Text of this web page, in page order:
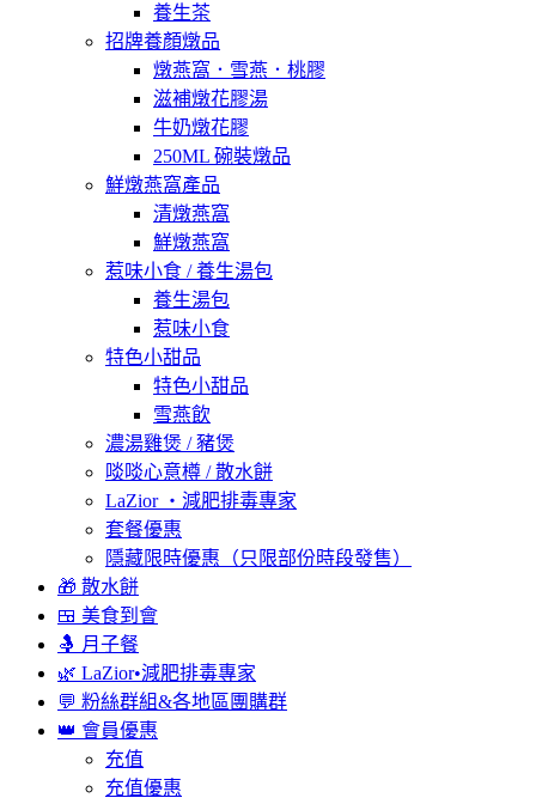
養生茶
招牌養顏燉品
燉燕窩．雪燕．桃膠
滋補燉花膠湯
牛奶燉花膠
250ML 碗裝燉品
鮮燉燕窩產品
清燉燕窩
鮮燉燕窩
惹味小食 / 養生湯包
養生湯包
惹味小食
特色小甜品
特色小甜品
雪燕飲
濃湯雞煲 / 豬煲
啖啖心意樽 / 散水餅
LaZior ・減肥排毒專家
套餐優惠
隱藏限時優惠（只限部份時段發售）
🎁 散水餅
🍱 美食到會
🤱 月子餐
🌿 LaZior•減肥排毒專家
💬 粉絲群組&各地區團購群
👑 會員優惠
充值
充值優惠